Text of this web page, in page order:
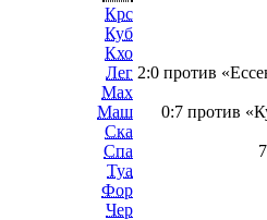
Крс
Куб
Кхо
Лег
Мах
Маш
Ска
Спа
Туа
Фор
Чер
2:0 против
0:7 против